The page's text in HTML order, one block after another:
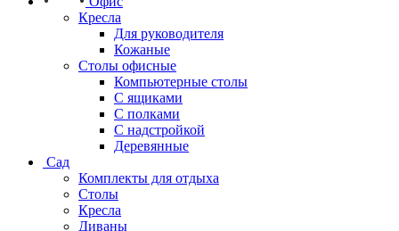
Кресла
Для руководителя
Кожаные
Столы офисные
Компьютерные столы
С ящиками
С полками
С надстройкой
Деревянные
Сад
Комплекты для отдыха
Столы
Кресла
Диваны